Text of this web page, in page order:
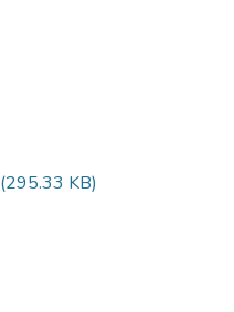
(295.33 KB)